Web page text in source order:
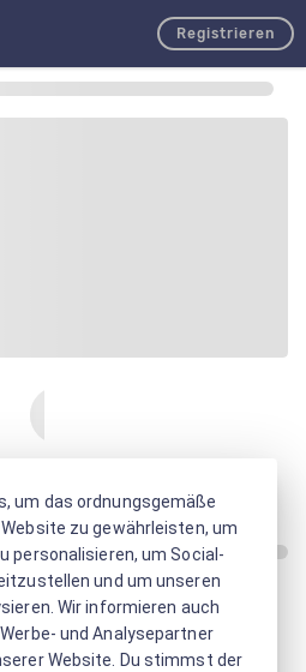
Registrieren
um das ordnungsgemäße
zu gewährleisten, um
personalisieren, um Social-
und um unseren
Wir informieren auch
und Analysepartner
Website. Du stimmst der